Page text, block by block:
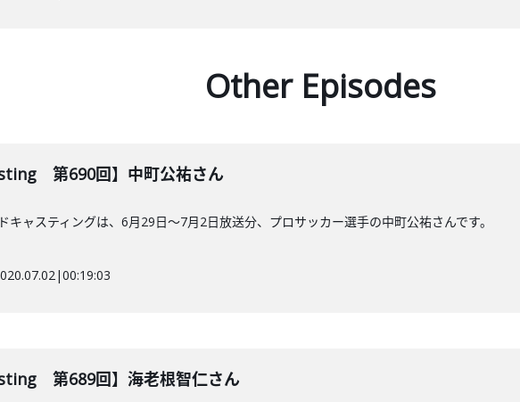
Other Episodes
第690回】中町公祐さん
キャスティングは、6月29日〜7月2日放送分、プロサッカー選手の中町公祐さんです。
|00:19:03
第689回】海老根智仁さん